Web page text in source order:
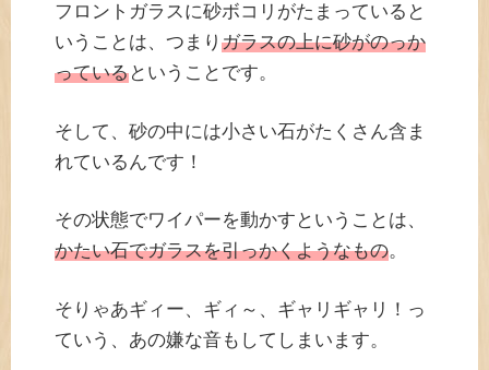
フロントガラスに砂ボコリがたまっていると
いうことは、つまり ガラスの上に砂がのっか
っているということです。
そして、砂の中には小さい石がたくさん含ま
れているんです！
その状態でワイパーを動かすということは、
かたい石でガラスを引っかくようなもの。
そりゃあギィー、ギィ～、ギャリギャリ！っ
ていう、あの嫌な音もしてしまいます。